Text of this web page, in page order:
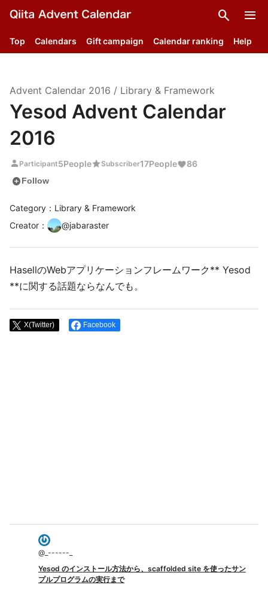
search menu
Top Calendars Gift campaign Calendar ranking Help
Advent Calendar 2016 / Library & Framework
Yesod Advent Calendar
2016
person Participant5PeoplestarSubscriber17People 86
add_circleFollow
Category：Library & Framework
Creator ： @jabaraster
HasellのWebアプリケーションフレームワーク** Yesod
**に関する話題ならなんでも。
X(Twitter) Facebook
@ _------_
Yesod のインストール方法から、scaffolded site を使ったサン
プルプログラムの実行まで